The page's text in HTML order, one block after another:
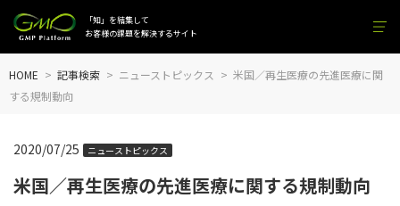
「知」を結集して
お客様の課題を解決するサイト
HOME 記事検索 ニューストピックス
米国／再生医療の先進医療に関
する規制動向
米国／再生医療の先進医療に関する規制動向
2020/07/25 ニューストピックス